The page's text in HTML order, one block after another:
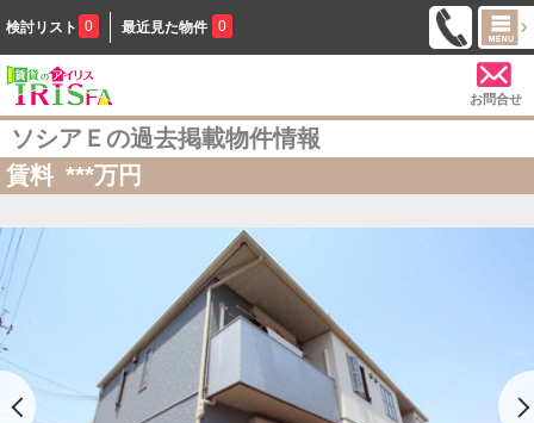
検討リスト 0 最近見た物件 0
お問合せ
ソシアＥの過去掲載物件情報
賃料 ***万円